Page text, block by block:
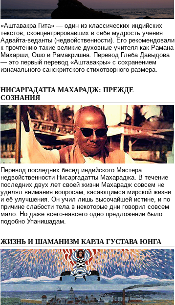
«Аштавакра Гита» — один из классических индийских
текстов, сконцентрировавших в себе мудрость учения
Адвайта-веданты (недвойственности). Его рекомендовали
к прочтению такие великие духовные учителя как Рамана
Махарши, Ошо и Рамакришна. Перевод Глеба Давыдова
— это первый перевод «Аштавакры» с сохранением
изначального санскритского стихотворного размера.
НИСАРГАДАТТА МАХАРАДЖ: ПРЕЖДЕ
СОЗНАНИЯ
Перевод последних бесед индийского Мастера
недвойственности Нисаргадатты Махараджа. В течение
последних двух лет своей жизни Махарадж совсем не
уделял внимания вопросам, касающимся мирской жизни
и её улучшения. Он учил лишь высочайшей истине, и по
причине слабости тела в некоторые дни говорил совсем
мало. Но даже всего-навсего одно предложение было
подобно Упанишадам.
ЖИЗНЬ И ШАМАНИЗМ КАРЛА ГУСТАВА ЮНГА